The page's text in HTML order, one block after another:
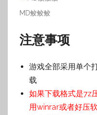
MD鲛鲛鲛
注意事项
游戏全部采用单个
载
如果下载格式是7z
用winrar或者好压